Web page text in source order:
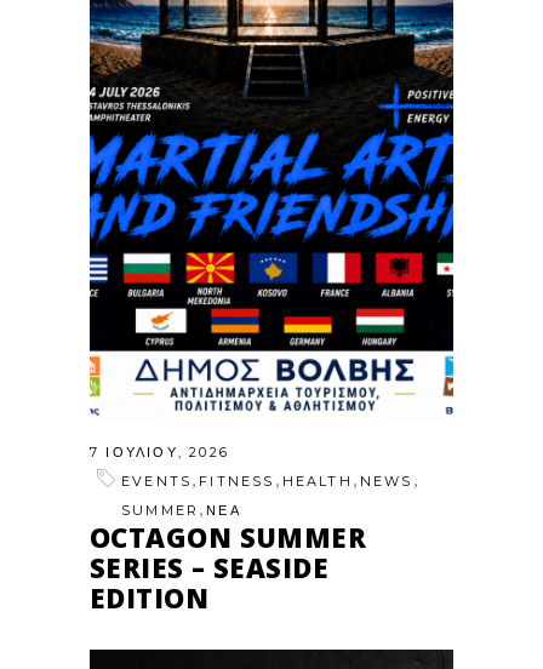
7 ΙΟΥΛΊΟΥ, 2026
EVENTS , FITNESS , HEALTH , NEWS ,
SUMMER ,ΝΕΑ
OCTAGON SUMMER
SERIES – SEASIDE
EDITION